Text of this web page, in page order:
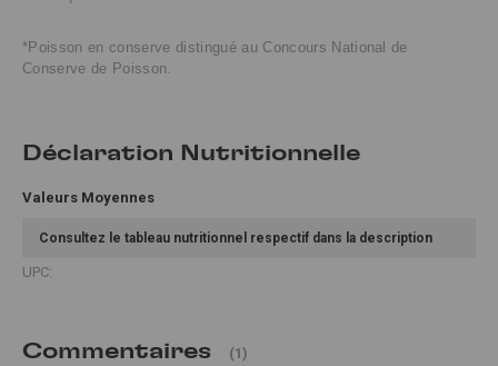
*Poisson en conserve distingué au Concours National de
Conserve de Poisson.
Déclaration Nutritionnelle
Valeurs Moyennes
Consultez le tableau nutritionnel respectif dans la description
UPC:
Commentaires (1)